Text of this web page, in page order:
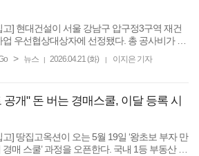
고] 현대건설이 서울 강남구 압구정3구역 재건
업 우선협상대상자에 선정됐다. 총 공사비가 5
온 곳이라 업계 주목이 쏠린다. 금융감독원 전
> 뉴스 2026.04.21 (화) 이지은 기자
공개" 돈 버는 경매스쿨, 이달 등록 시
고] 땅집고옥션이 오는 5월 19일 ‘왕초보 부자 만
경매 스쿨’ 과정을 오픈한다. 국내 1등 부동산 미